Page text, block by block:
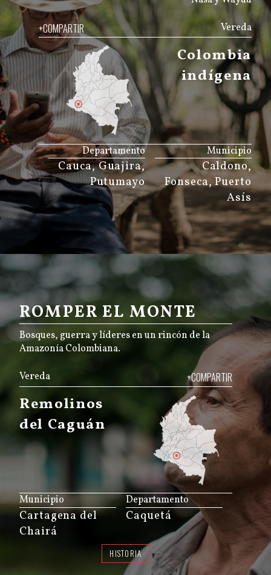
Vereda
+COMPARTIR
Colombia
indígena
JS map by amCharts
Municipio
Caldono,
Fonseca, Puerto
Asís
Departamento
Cauca, Guajira,
Putumayo
ROMPER EL MONTE
Bosques, guerra y líderes en un rincón de la
Amazonía Colombiana.
Vereda +COMPARTIR
Remolinos
del Caguán
JS map by amCharts
Municipio
Cartagena del
Chairá
Departamento
Caquetá
HISTORIA